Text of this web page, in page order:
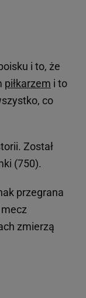
i to, że
piłkarzem i to
co
Został
(750).
przegrana
zmierzą